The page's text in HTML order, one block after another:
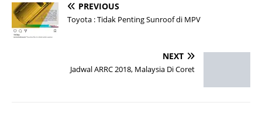
PREVIOUS
Toyota : Tidak Penting Sunroof di MPV
NEXT
Jadwal ARRC 2018, Malaysia Di Coret